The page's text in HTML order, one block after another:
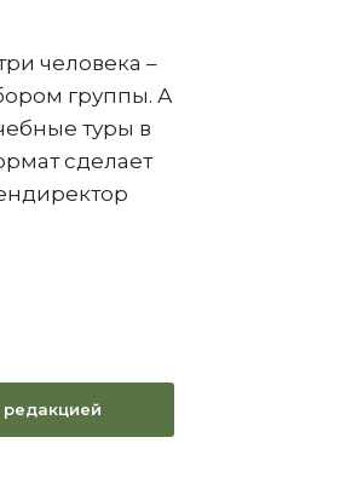
человека –
группы. А
туры в
сделает
редакцией